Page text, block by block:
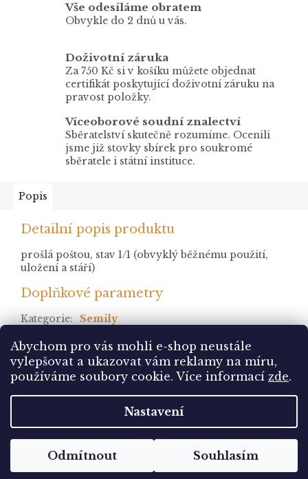
Abychom pro vás mohli e-shop neustále
vylepšovat a ukazovat vám reklamy na míru,
používáme soubory cookie. Více informací zde.
Nastavení
Odmítnout Souhlasím
Vše odesíláme obratem
Obvykle do 2 dnů u vás.
Doživotní záruka
Za 750 Kč si v košíku můžete objednat
certifikát poskytující doživotní záruku na
pravost položky.
Víceoborové soudní znalectví
Sběratelství skutečně rozumíme. Ocenili
jsme již stovky sbírek pro soukromé
sběratele i státní instituce.
Popis
Detailní popis produktu
prošlá poštou, stav 1/1 (obvyklý běžnému použití,
uložení a stáří)
Doplňkové parametry
Kategorie: Semily
Copyright 2026Pohlednice Sbírám.cz. Všechna
práva vyhrazena.
Upravit nastavení cookies